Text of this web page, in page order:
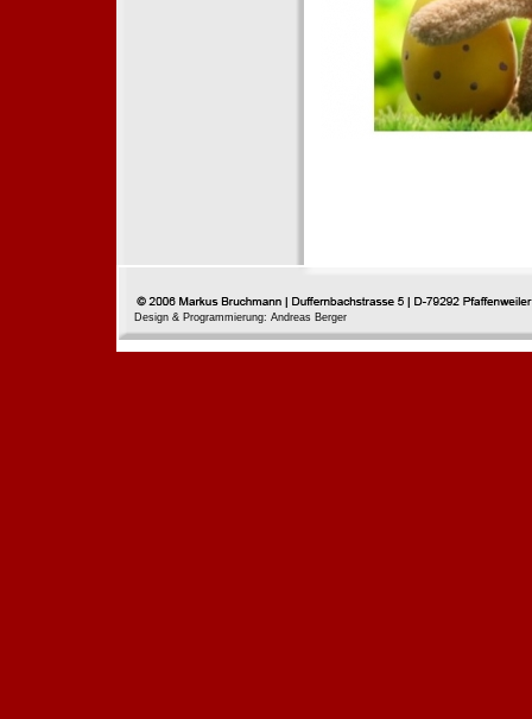
Design & Programmierung: Andreas Berger